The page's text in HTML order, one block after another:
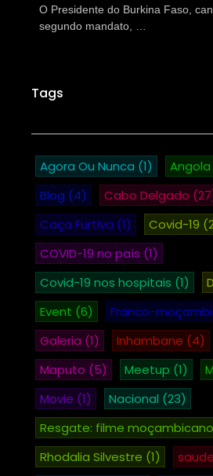
O Presidente do Burkina Faso,
segundo mandato, …
Tags
Agora Ou Nunca (1) Angola
Blog (4) Cabo Delgado
Caça Furtiva (1) Covid-19
COVID-19 no país (1)
Covid-19 nos hospitais (1)
Event (6) Franco-
Galeria (1) Inhambane (4)
Maputo (5) Meetup (1)
Movie (1) Nacional (23)
Resgate: filme moçambicano
Rhodalia Silvestre (1) saude